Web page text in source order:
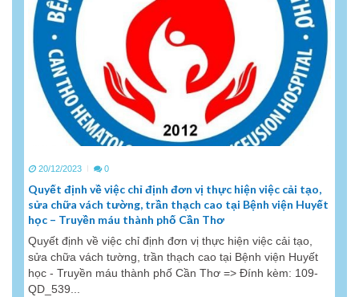
20/12/2023 0
Quyết định về việc chỉ định đơn vị thực hiện việc cải tạo,
sửa chữa vách tường, trần thạch cao tại Bệnh viện Huyết
học – Truyền máu thành phố Cần Thơ
Quyết định về việc chỉ định đơn vị thực hiện việc cải tạo,
sửa chữa vách tường, trần thạch cao tại Bệnh viện Huyết
học - Truyền máu thành phố Cần Thơ => Đính kèm: 109-
QD_539...